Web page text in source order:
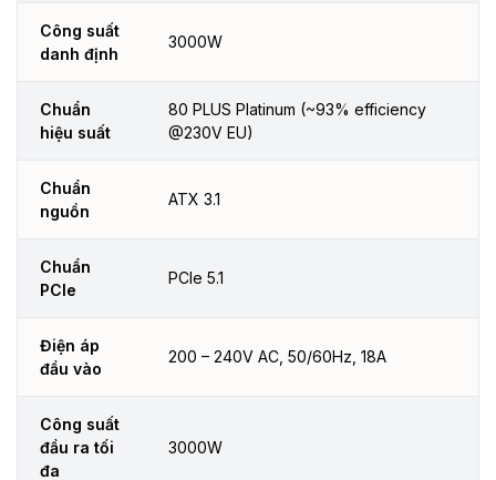
Công suất
danh định
3000W
Chuẩn
hiệu suất
80 PLUS Platinum (~93% efficiency
@230V EU)
Chuẩn
nguồn
ATX 3.1
Chuẩn
PCIe
PCIe 5.1
Điện áp
đầu vào
200 – 240V AC, 50/60Hz, 18A
Công suất
đầu ra tối
đa
3000W